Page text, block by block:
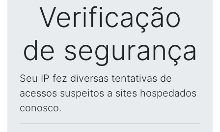
Verificação
de segurança
Seu IP fez diversas tentativas de
acessos suspeitos a sites hospedados
conosco.